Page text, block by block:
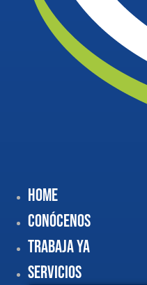
Home
Conócenos
Trabaja Ya
Servicios